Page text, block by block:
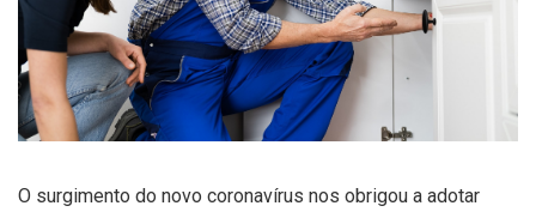
O surgimento do novo coronavírus nos obrigou a adotar